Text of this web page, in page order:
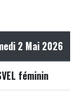
2 Mai 2026
féminin